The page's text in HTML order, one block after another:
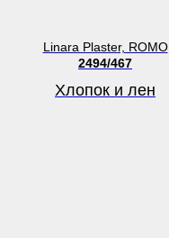
Linara Plaster, ROMO
2494/467
Хлопок и лен